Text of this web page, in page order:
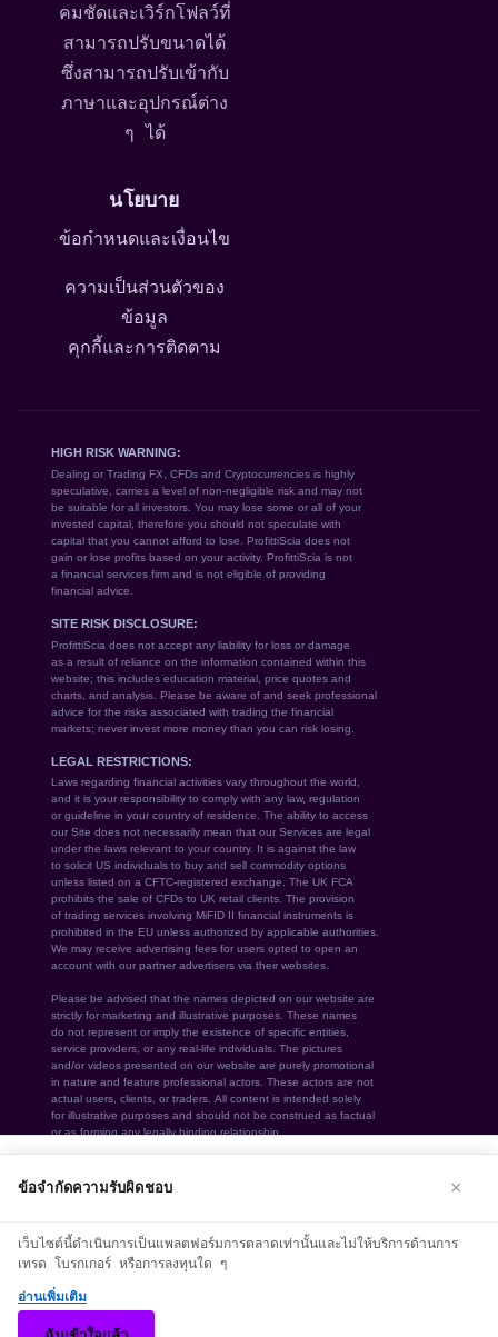
คมชัดและเวิร์กโฟลว์ที่
สามารถปรับขนาดได้
ซึ่งสามารถปรับเข้ากับ
ภาษาและอุปกรณ์ต่าง
ๆ ได้
นโยบาย
ข้อกำหนดและเงื่อนไข
ความเป็นส่วนตัวของ
ข้อมูล
คุกกี้และการติดตาม
© 2026 opulatrix. สงวนลิขสิทธิ์ทั้งหมด
experience. By continuing to use our
website, you agree to our use of
cookies. See our Cookie Policy
information.
Accept
ข้อจำกัดความรับผิดชอบ ×
เว็บไซต์นี้ดำเนินการเป็นแพลตฟอร์มการตลาดเท่านั้นและไม่ให้บริการด้านการ
เทรด โบรกเกอร์ หรือการลงทุนใด ๆ
อ่านเพิ่มเติม